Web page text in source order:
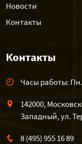
Новости
Контакты
Контакты
Часы работы: Пн.
142000,
Западный, ул.
8 (495) 955 16 89